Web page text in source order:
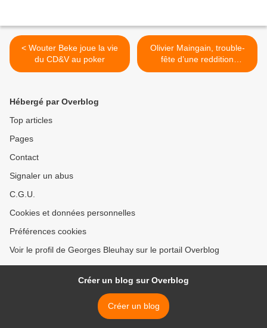
< Wouter Beke joue la vie
du CD&V au poker
Olivier Maingain, trouble-
fête d’une reddition
annoncée ? >
Hébergé par Overblog
Top articles
Pages
Contact
Signaler un abus
C.G.U.
Cookies et données personnelles
Préférences cookies
Voir le profil de Georges Bleuhay sur le portail Overblog
Créer un blog sur Overblog
Créer un blog